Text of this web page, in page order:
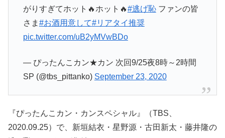
がりすぎてホット🔥ホット🔥#逃げ恥ファンの皆
さま #お酒用意して#リアタイ推奨
pic.twitter.com/uB2yMVwBDo
— ぴったんこカン★カン 次回9/25夜8時～2時間
SP (@tbs_pittanko) September 23, 2020
『ぴったんこカン・カンスペシャル』（TBS、
2020.09.25）で、新垣結衣・星野源・古田新太・藤井隆の